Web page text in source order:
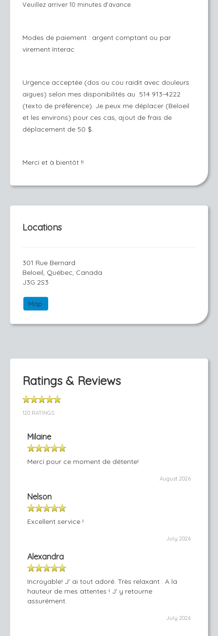
Veuillez arriver 10 minutes d'avance.
Modes de paiement : argent comptant ou par
virement Interac
Urgence acceptée (dos ou cou raidit avec douleurs
aigues) selon mes disponibilités au 514 913-4222
(texto de préférence). Je peux me déplacer (Beloeil
et les environs) pour ces cas, ajout de frais de
déplacement de 50 $.
Merci et à bientôt !!
Locations
301 Rue Bernard
Beloeil, Québec, Canada
J3G 2S3
Map
Ratings & Reviews
120 RATINGS
Milaine
Merci pour ce moment de détente!
August 2026
Nelson
Excellent service !
July 2026
Alexandra
Incroyable! J' ai tout adoré. Très relaxant . A la
hauteur de mes attentes ! J' y retourne
assurément.
July 2026